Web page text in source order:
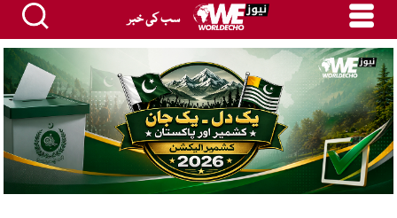
سب کی خبر